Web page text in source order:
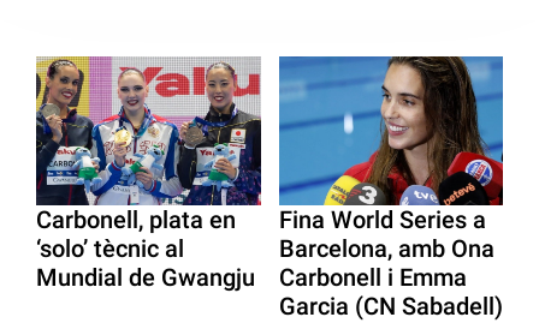
Carbonell, plata en
‘solo’ tècnic al
Mundial de Gwangju
Fina World Series a
Barcelona, amb Ona
Carbonell i Emma
Garcia (CN Sabadell)